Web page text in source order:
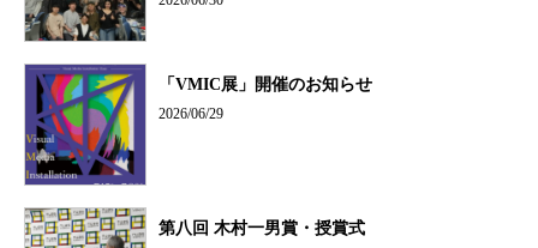
「VMIC展」開催のお知らせ
2026/06/29
第八回 木村一男賞・授賞式